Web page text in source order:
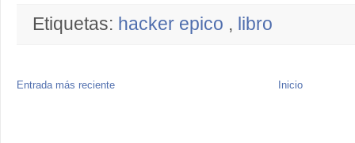
Etiquetas: hacker epico , libro
Entrada más reciente Inicio